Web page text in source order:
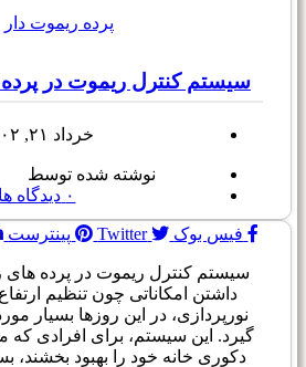
پرده ریموت دار
سیستم کنترل ریموت در
خرداد ۲۱, ۱۴۰۲
نوشته شده توسط
۰ دیدگاه ها
فیس بوک Twitter پینترست
سیستم کنترل ریموت در پرده های
داشتن امکاناتی چون تنظیم
نورپردازی، در این روزها بسیار
گیرد. این سیستم، برای افرادی
دکوری خانه خود را بهبود